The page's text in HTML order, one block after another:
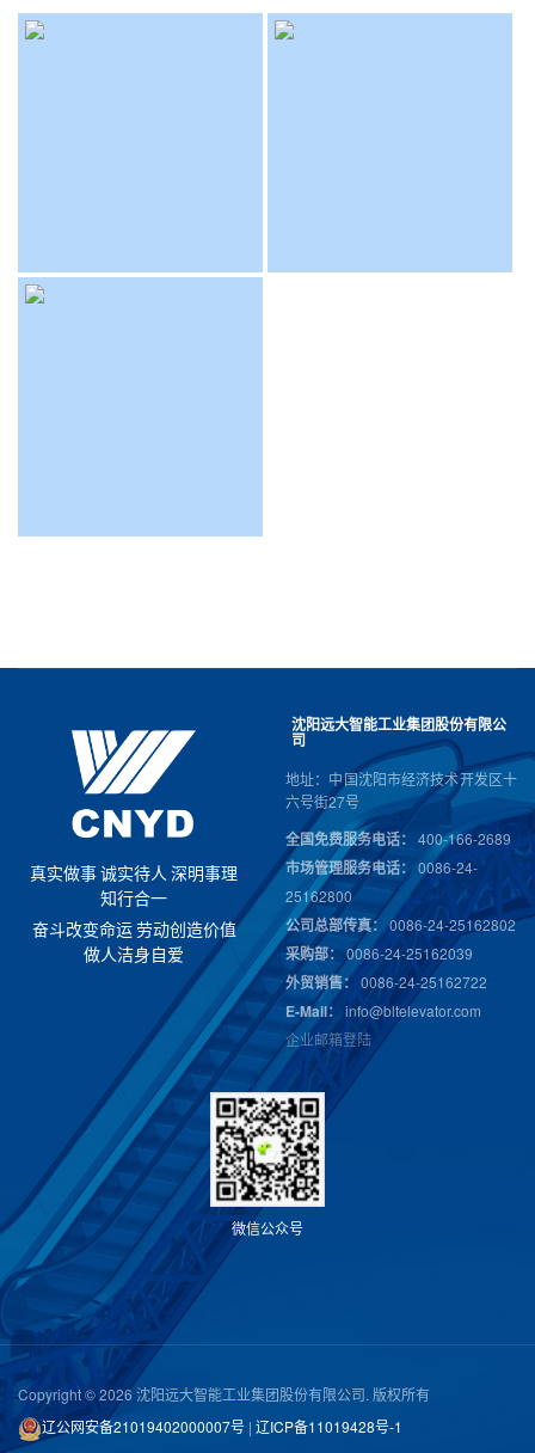
真实做事诚实待人 深明事理
知行合一
奋斗改变命运 劳动创 造价值
做人洁身自爱
沈阳远大智能工业集团股份有限公
司
地址：中国沈阳市经济技术开发区十
六号街27号
全国免费服务电话： 400-166-2689
市场管理服务电话：0086-24-
25162800
公司总部传真： 0086-24-25162802
采购部： 0086-24-25162039
外贸销售： 0086-24-25162722
E-Mail： info@bltelevator.com
企业邮箱登陆
微信公众号
Copyright © 2026 沈阳远大智能工业集团股份有限公司. 版权所有
辽公网安备21019402000007号 | 辽ICP备11019428号-1